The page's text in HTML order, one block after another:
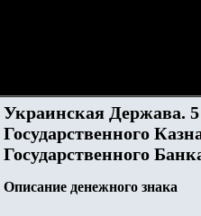
Украинская Держава.
Государственного
Государственного
Описание денежного знака